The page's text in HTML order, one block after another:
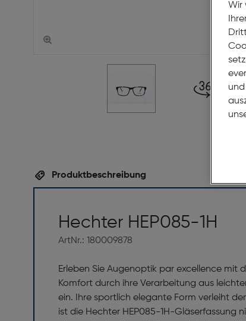
Produktbeschreibung
Hechter HEP085-1H
ArtNr.: 180009878
Erleben Sie Augenoptik par excellence mit
Komfort durch ihre Verarbeitung aus
ein. Ihre sportlich elegante Form verleiht
ist die Hechter HEP085-1H-Gläserfassung
Wir